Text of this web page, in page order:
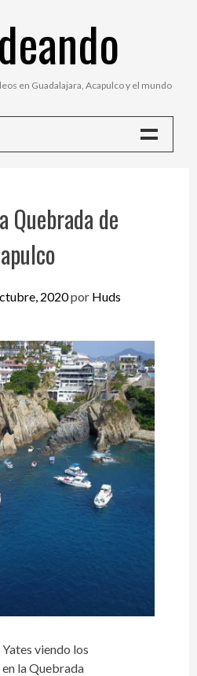
en Guadalajara, Acapulco y el mundo
Quebrada de
2020por Huds
viendo los
la Quebrada